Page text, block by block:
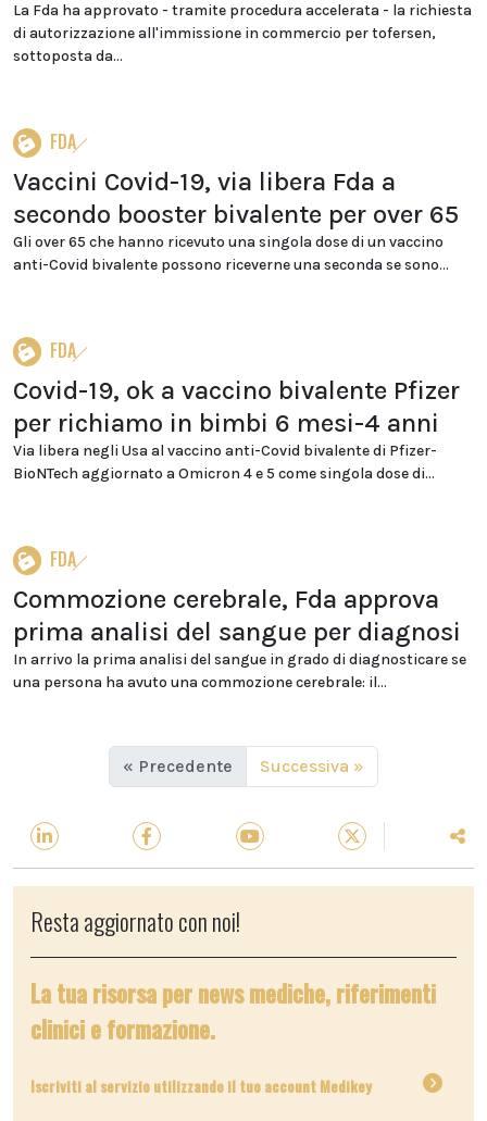
La Fda ha approvato - tramite procedura accelerata - la richiesta
di autorizzazione all'immissione in commercio per tofersen,
sottoposta da...
FDA
Vaccini Covid-19, via libera Fda a
secondo booster bivalente per over 65
Gli over 65 che hanno ricevuto una singola dose di un vaccino
anti-Covid bivalente possono riceverne una seconda se sono...
FDA
Covid-19, ok a vaccino bivalente Pfizer
per richiamo in bimbi 6 mesi-4 anni
Via libera negli Usa al vaccino anti-Covid bivalente di Pfizer-
BioNTech aggiornato a Omicron 4 e 5 come singola dose di...
FDA
Commozione cerebrale, Fda approva
prima analisi del sangue per diagnosi
In arrivo la prima analisi del sangue in grado di diagnosticare se
una persona ha avuto una commozione cerebrale: il...
« Precedente Successiva »
Resta aggiornato con noi!
La tua risorsa per news mediche, riferimenti
clinici e formazione.
Iscriviti al servizio utilizzando il tuo account Medikey